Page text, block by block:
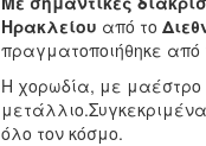
Ηρακλείου από το
πραγματοποιήθηκε από
Η χορωδία, με μαέστρο
όλο τον κόσμο.